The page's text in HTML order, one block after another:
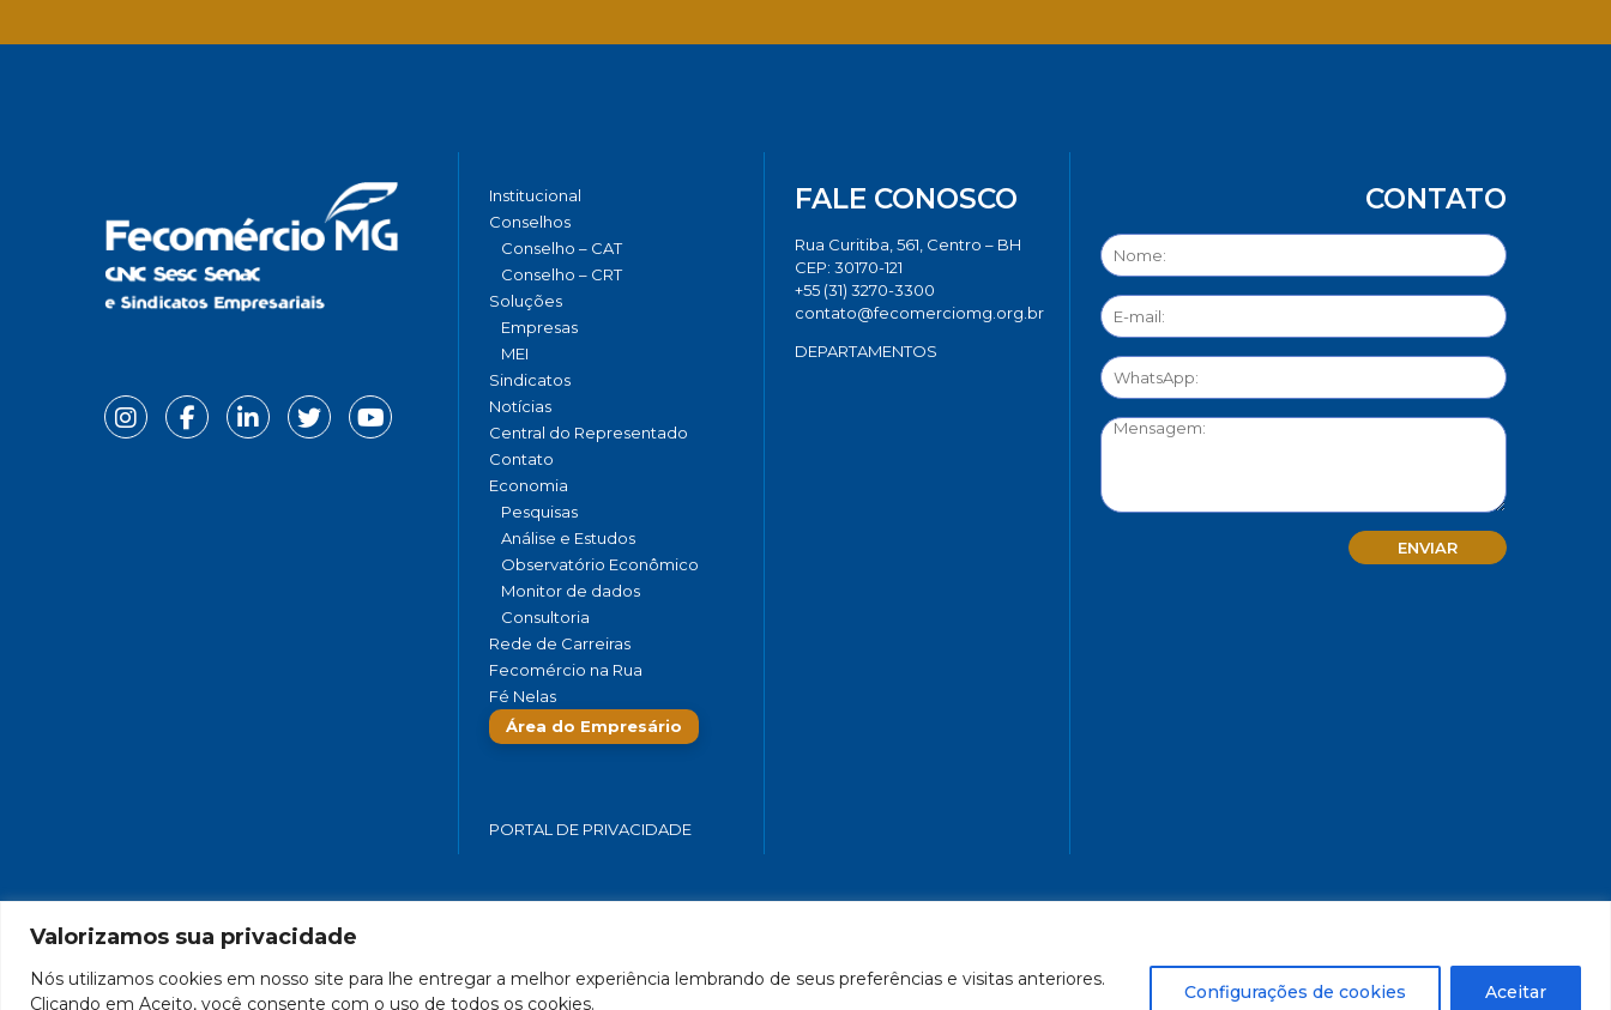
Valorizamos sua privacidade
Nós utilizamos cookies em nosso site para lhe entregar a melhor experiência lembrando de seus preferências e visitas anteriores.
Clicando em Aceito, você consente com o uso de todos os cookies.
Configurações de cookies Aceitar
Institucional
Conselhos
Conselho – CAT
Conselho – CRT
Soluções
Empresas
MEI
Sindicatos
Notícias
Central do Representado
Contato
Economia
Pesquisas
Análise e Estudos
Observatório Econômico
Monitor de dados
Consultoria
Rede de Carreiras
Fecomércio na Rua
Fé Nelas
Área do Empresário
PORTAL DE PRIVACIDADE
FALE CONOSCO
Rua Curitiba, 561, Centro – BH
CEP: 30170-121
+55 (31) 3270-3300
contato@fecomerciomg.org.br
DEPARTAMENTOS
CONTATO
FEDERAÇÃO DO COMÉRCIO DE BENS, SERVIÇOS E TURISMO DO ESTADO DE MINAS GERAIS – FECOMÉRCIO-MG - CNPJ/MF 17.271.982/0001-59
Feito por Célula 21